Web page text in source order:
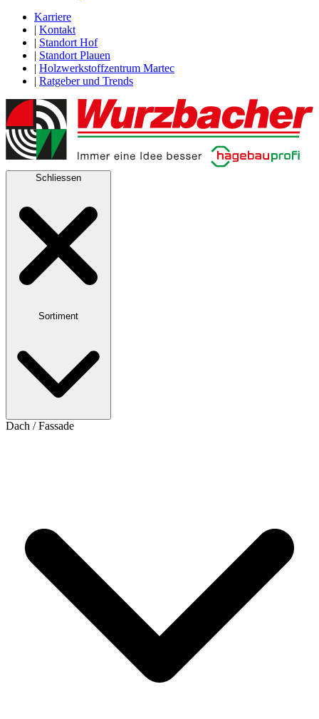
Karriere
| Kontakt
| Standort Hof
| Standort Plauen
| Holzwerkstoffzentrum Martec
| Ratgeber und Trends
Schliessen
Sortiment
Dach / Fassade